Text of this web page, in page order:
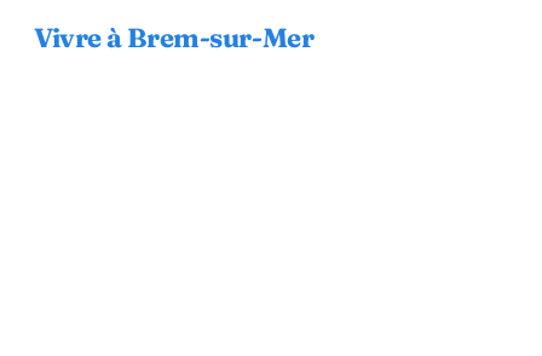
Vivre à Brem-sur-Mer